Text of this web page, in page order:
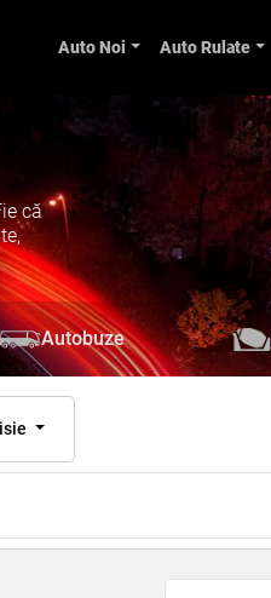
Auto Noi Auto Rulate
că
Autobuze